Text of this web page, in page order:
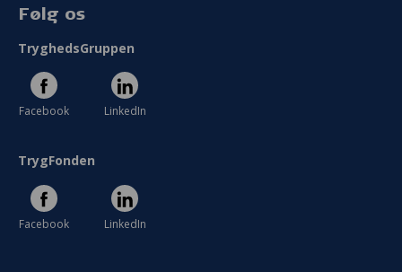
Følg os
TryghedsGruppen
Facebook LinkedIn
TrygFonden
Facebook LinkedIn